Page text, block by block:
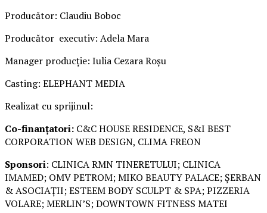
Producător: Claudiu Boboc
Producător executiv: Adela Mara
Manager producție: Iulia Cezara Roșu
Casting: ELEPHANT MEDIA
Realizat cu sprijinul:
Co-finanțatori: C&C HOUSE RESIDENCE, S&I BEST
CORPORATION WEB DESIGN, CLIMA FREON
Sponsori: CLINICA RMN TINERETULUI; CLINICA
IMAMED; OMV PETROM; MIKO BEAUTY PALACE; ȘERBAN
& ASOCIAȚII; ESTEEM BODY SCULPT & SPA; PIZZERIA
VOLARE; MERLIN’S; DOWNTOWN FITNESS MATEI